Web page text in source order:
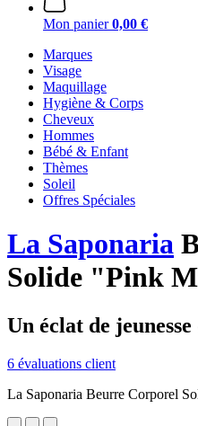
Mon panier 0,00 €
Marques
Visage
Maquillage
Hygiène & Corps
Cheveux
Hommes
Bébé & Enfant
Thèmes
Soleil
Offres Spéciales
La Saponaria
Solide "Pink
Un éclat de
6 évaluations client
La Saponaria Beurre Corporel